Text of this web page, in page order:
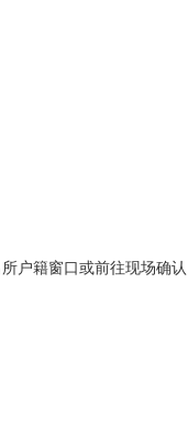
户籍窗口或前往现场确认